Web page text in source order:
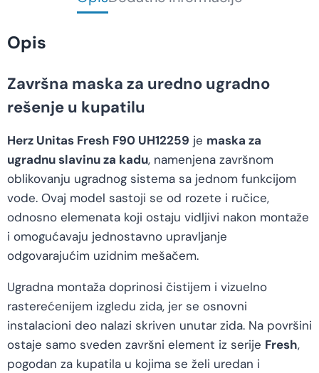
Opis
Završna maska za uredno ugradno
rešenje u kupatilu
Herz Unitas Fresh F90 UH12259 je maska za
ugradnu slavinu za kadu, namenjena završnom
oblikovanju ugradnog sistema sa jednom funkcijom
vode. Ovaj model sastoji se od rozete i ručice,
odnosno elemenata koji ostaju vidljivi nakon montaže
i omogućavaju jednostavno upravljanje
odgovarajućim uzidnim mešačem.
Ugradna montaža doprinosi čistijem i vizuelno
rasterećenijem izgledu zida, jer se osnovni
instalacioni deo nalazi skriven unutar zida. Na površini
ostaje samo sveden završni element iz serije Fresh,
pogodan za kupatila u kojima se želi uredan i